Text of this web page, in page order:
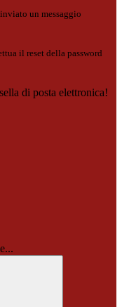
un messaggio
il reset della password
di posta elettronica!